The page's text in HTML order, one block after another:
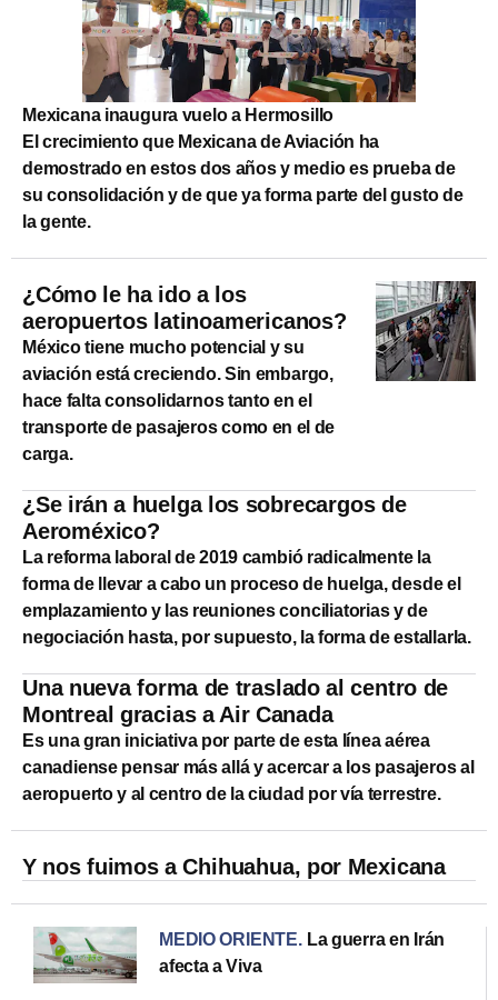
Mexicana inaugura vuelo a Hermosillo
El crecimiento que Mexicana de Aviación ha
demostrado en estos dos años y medio es prueba de
su consolidación y de que ya forma parte del gusto de
la gente.
¿Cómo le ha ido a los
aeropuertos latinoamericanos?
México tiene mucho potencial y su
aviación está creciendo. Sin embargo,
hace falta consolidarnos tanto en el
transporte de pasajeros como en el de
carga.
¿Se irán a huelga los sobrecargos de
Aeroméxico?
La reforma laboral de 2019 cambió radicalmente la
forma de llevar a cabo un proceso de huelga, desde el
emplazamiento y las reuniones conciliatorias y de
negociación hasta, por supuesto, la forma de estallarla.
Una nueva forma de traslado al centro de
Montreal gracias a Air Canada
Es una gran iniciativa por parte de esta línea aérea
canadiense pensar más allá y acercar a los pasajeros al
aeropuerto y al centro de la ciudad por vía terrestre.
Y nos fuimos a Chihuahua, por Mexicana
MEDIO ORIENTE. La guerra en Irán
afecta a Viva